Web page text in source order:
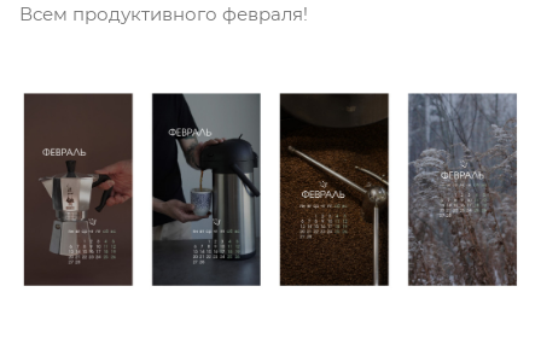
Всем продуктивного февраля!